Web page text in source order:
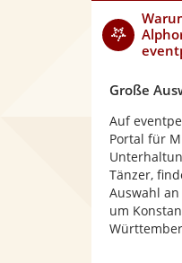
Große
Auf
Portal für
Tänzer,
Auswahl
um